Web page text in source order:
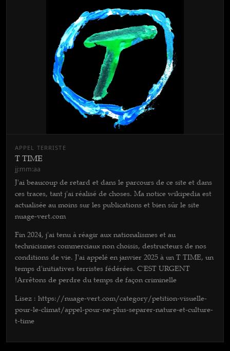
APPEL TERRISTE
T TIME
jj:mm:aa
J'ai beaucoup de retard et dans le parcours de ce site et dans
ces traces, tant j'ai réalisé de choses. Ma notice wikipedia est
actualisée au moins sur les publications et bien sûr le site
nuage-vert.com
Fin 2024, j'ai tenu à réagir aux nationalismes et au
technicismes commerciaux non choisis, destructeurs de nos
conditions de vie. J'ai appelé en janvier 2025 à un T TIME, un
temps d'initiatives terristes fédérées. C'EST URGENT
!Arrêtons de perdre du temps de façon criminelle
Lisez : https://nuage-vert.com/category/petition-visuelle-
pour-le-climat/appel-pour-ne-plus-separer-nature-et-culture-
t-time